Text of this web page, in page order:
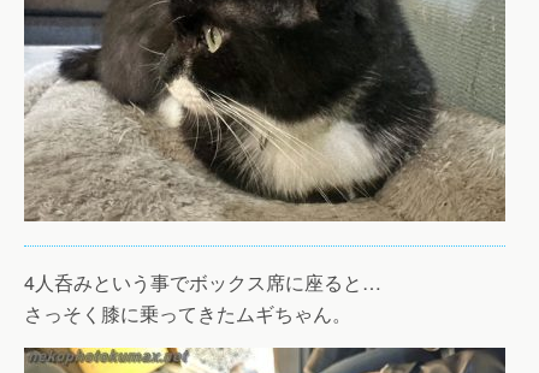
4人呑みという事でボックス席に座ると…
さっそく膝に乗ってきたムギちゃん。